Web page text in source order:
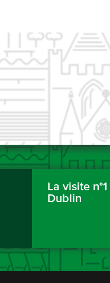
La visite
Dublin